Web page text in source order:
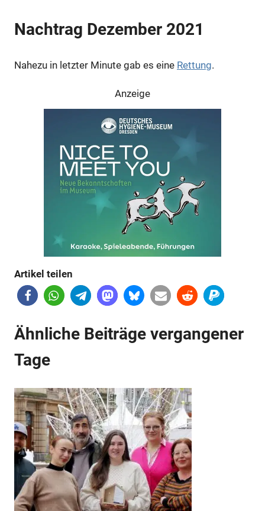
Anzeige
Nachtrag Dezember 2021
Nahezu in letzter Minute gab es eine Rettung.
Anzeige
Anzeige
Anzeige
Artikel teilen
Ähnliche Beiträge vergangener
Tage